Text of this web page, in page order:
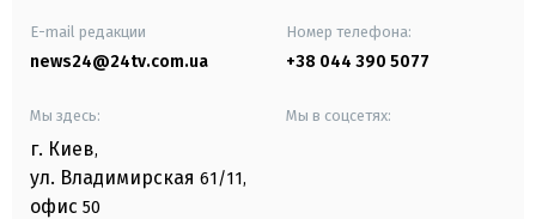
E-mail редакции
news24@24tv.com.ua
Номер телефона:
+38 044 390 5077
Мы здесь:
г. Киев,
ул. Владимирская 61/11,
офис 50
Мы в соцсетях: